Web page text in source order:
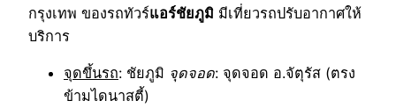
กรุงเทพ ของรถทัวร์แอร์ชัยภูมิ มีเที่ยวรถปรับอากาศให้
บริการ
จุดขึ้นรถ: ชัยภูมิ จุดจอด: จุดจอด อ.จัตุรัส (ตรง
ข้ามไดนาสตี้)